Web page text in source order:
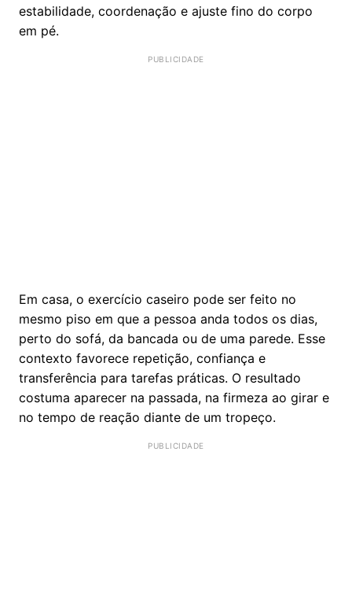
estabilidade, coordenação e ajuste fino do corpo
em pé.
Em casa, o exercício caseiro pode ser feito no
mesmo piso em que a pessoa anda todos os dias,
perto do sofá, da bancada ou de uma parede. Esse
contexto favorece repetição, confiança e
transferência para tarefas práticas. O resultado
costuma aparecer na passada, na firmeza ao girar e
no tempo de reação diante de um tropeço.